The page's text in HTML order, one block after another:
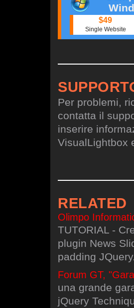
$49
Single Website
Per problemi,
contatta il
inserire
VisualLightbox
RELATED
Olimpo
TUTORIAL -
plugin News
padding
Forum GT,
una grande
jQuery